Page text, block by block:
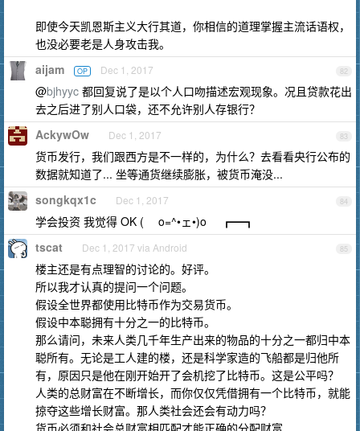
即使今天凯恩斯主义大行其道，你相信的道理掌握主流话语权，
也没必要老是人身攻击我。
82
aijam OP Dec 1, 2017
@bjhyyc 都回复说了是以个人口吻描述宏观现象。况且贷款花出
去之后进了别人口袋，还不允许别人存银行？
83
AckywOw Dec 1, 2017
货币发行，我们跟西方是不一样的，为什么？去看看央行公布的
数据就知道了... 坐等通货继续膨胀，被货币淹没...
84
songkqx1c Dec 1, 2017
学会投资 我觉得 OK ( o=^•ェ•)o ┏━┓
85
tscat Dec 1, 2017 via Android
楼主还是有点理智的讨论的。好评。
所以我才认真的提问一个问题。
假设全世界都使用比特币作为交易货币。
假设中本聪拥有十分之一的比特币。
那么请问，未来人类几千年生产出来的物品的十分之一都归中本
聪所有。无论是工人建的楼，还是科学家造的飞船都是归他所
有，原因只是他在刚开始开了会机挖了比特币。这是公平吗？
人类的总财富在不断增长，而你仅仅凭借拥有一个比特币，就能
掠夺这些增长财富。那人类社会还会有动力吗？
货币必须和社会总财富相匹配才能正确的分配财富